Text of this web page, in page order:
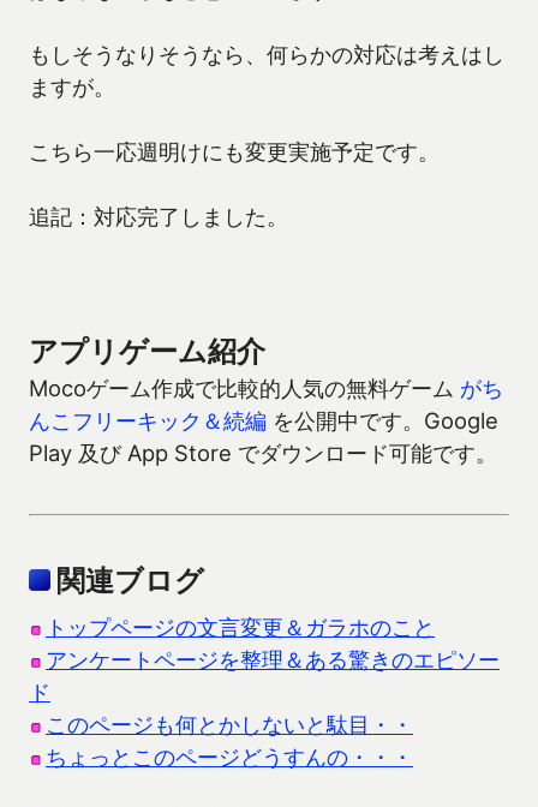
もしそうなりそうなら、何らかの対応は考えはし
ますが。
こちら一応週明けにも変更実施予定です。
追記：対応完了しました。
アプリゲーム紹介
Mocoゲーム作成で比較的人気の無料ゲーム がち
んこフリーキック＆続編 を公開中です。Google
Play 及び App Store でダウンロード可能です。
関連ブログ
トップページの文言変更＆ガラホのこと
アンケートページを整理＆ある驚きのエピソー
ド
このページも何とかしないと駄目・・
ちょっとこのページどうすんの・・・